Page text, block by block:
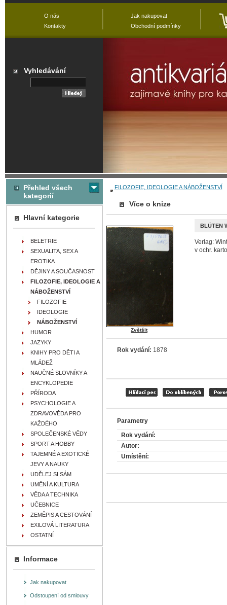
FILOZOFIE, IDEOLOGIE A NÁBOŽENSTVÍ
Více o knize
Zvětšit
BLÜTEN
Verlag:
v ochr.
Rok vydání: 1878
Parametry
Rok vydání:
Autor:
Umístění:
Přehled všech
kategorií
Hlavní kategorie
BELETRIE
SEXUALITA, SEX A
EROTIKA
DĚJINY A SOUČASNOST
FILOZOFIE, IDEOLOGIE A
NÁBOŽENSTVÍ
FILOZOFIE
IDEOLOGIE
NÁBOŽENSTVÍ
HUMOR
JAZYKY
KNIHY PRO DĚTI A
MLÁDEŽ
NAUČNÉ SLOVNÍKY A
ENCYKLOPEDIE
PŘÍRODA
PSYCHOLOGIE A
ZDRAVOVĚDA PRO
KAŽDÉHO
SPOLEČENSKÉ VĚDY
SPORT A HOBBY
TAJEMNÉ A EXOTICKÉ
JEVY A NAUKY
UDĚLEJ SI SÁM
UMĚNÍ A KULTURA
VĚDA A TECHNIKA
UČEBNICE
ZEMĚPIS A CESTOVÁNÍ
EXILOVÁ LITERATURA
OSTATNÍ
Informace
Jak nakupovat
Odstoupení od smlouvy
O nás
Kontakty
Jak nakupovat
Obchodní podmínky
Vyhledávání